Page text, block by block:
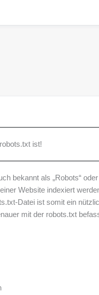
ist!
bekannt als „Robots“
Website indexiert
Datei ist somit ein
mit der robots.txt